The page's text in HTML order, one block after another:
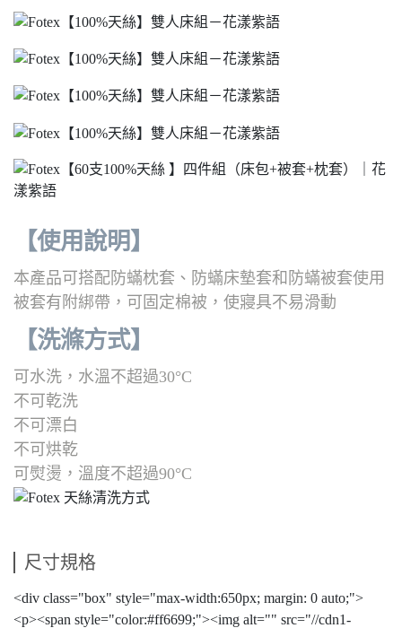
【使用說明】
本產品可搭配防蟎枕套、防蟎床墊套和防蟎被套使用
被套有附綁帶，可固定棉被，使寢具不易滑動
【洗滌方式】
可水洗，水溫不超過30°C
不可乾洗
不可漂白
不可烘乾
可熨燙，溫度不超過90°C
尺寸規格
<div class="box" style="max-width:650px; margin: 0 auto;">
<p><span style="color:#ff6699;"><img alt="" src="//cdn1-